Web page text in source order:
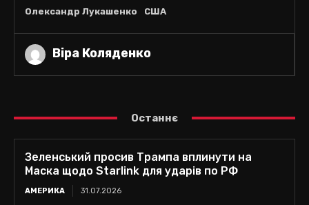
Віра Коляденко
Олександр Лукашенко
США
Останнє
Зеленський просив Трампа вплинути на
Маска щодо Starlink для ударів по РФ
АМЕРИКА 31.07.2026